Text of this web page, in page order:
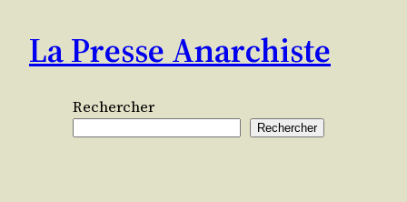
contenu
La Presse Anarchiste
Rechercher
Rechercher